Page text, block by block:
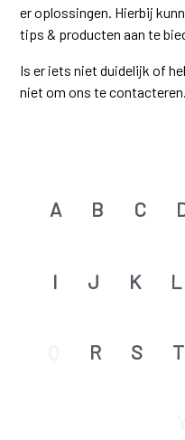
er oplossingen. Hierbij
tips & producten aan te
Is er iets niet duidelijk of
niet om ons te contacteren.
A B C
I J K L
R S T